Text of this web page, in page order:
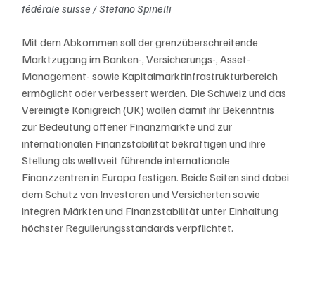
fédérale suisse / Stefano Spinelli
Mit dem Abkommen soll der grenzüberschreitende
Marktzugang im Banken-, Versicherungs-, Asset-
Management- sowie Kapitalmarktinfrastrukturbereich
ermöglicht oder verbessert werden. Die Schweiz und das
Vereinigte Königreich (UK) wollen damit ihr Bekenntnis
zur Bedeutung offener Finanzmärkte und zur
internationalen Finanzstabilität bekräftigen und ihre
Stellung als weltweit führende internationale
Finanzzentren in Europa festigen. Beide Seiten sind dabei
dem Schutz von Investoren und Versicherten sowie
integren Märkten und Finanzstabilität unter Einhaltung
höchster Regulierungsstandards verpflichtet.